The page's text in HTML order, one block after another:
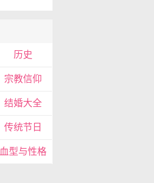
历史
宗教信仰
结婚大全
传统节日
血型与性格